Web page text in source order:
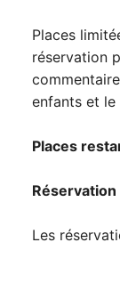
Places
réservation
enfants et le
Places
Réservation
Les